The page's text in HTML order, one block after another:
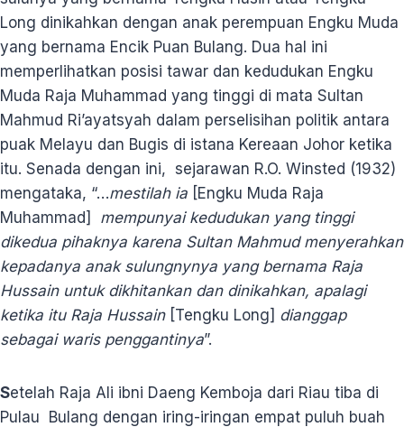
Long dinikahkan dengan anak perempuan Engku Muda
yang bernama Encik Puan Bulang. Dua hal ini
memperlihatkan posisi tawar dan kedudukan Engku
Muda Raja Muhammad yang tinggi di mata Sultan
Mahmud Ri’ayatsyah dalam perselisihan politik antara
puak Melayu dan Bugis di istana Kereaan Johor ketika
itu. Senada dengan ini, sejarawan R.O. Winsted (1932)
mengataka, “…mestilah ia [Engku Muda Raja
Muhammad] mempunyai kedudukan yang tinggi
dikedua pihaknya karena Sultan Mahmud menyerahkan
kepadanya anak sulungnynya yang bernama Raja
Hussain untuk dikhitankan dan dinikahkan, apalagi
ketika itu Raja Hussain[Tengku Long] dianggap
sebagai waris penggantinya”.
Setelah Raja Ali ibni Daeng Kemboja dari Riau tiba di
Pulau Bulang dengan iring-iringan empat puluh buah